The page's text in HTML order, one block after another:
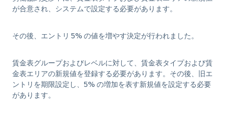
が合意され、システムで設定する必要があります。
その後、エントリ 5% の値を増やす決定が行われました。
賃金表グループおよびレベルに対して、賃金表タイプおよび賃
金表エリアの新規値を登録する必要があります。その後、旧エ
ントリを期限設定し、5% の増加を表す新規値を設定する必要
があります。